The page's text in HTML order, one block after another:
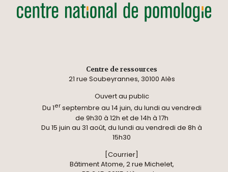
Centre de ressources
21 rue Soubeyrannes, 30100 Alès
Ouvert au public
Du 1erseptembre au 14 juin, du lundi au vendredi
de 9h30 à 12h et de 14h à 17h
Du 15 juin au 31 août, du lundi au vendredi de 8h à
15h30
[Courrier]
Bâtiment Atome, 2 rue Michelet,